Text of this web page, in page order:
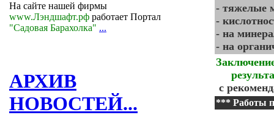
На сайте нашей фирмы
www.Лэндшафт.рф работает Портал
"Садовая Барахолка" ...
АРХИВ
НОВОСТЕЙ...
- тяжелые
-
- на
- на
с
*** Работы